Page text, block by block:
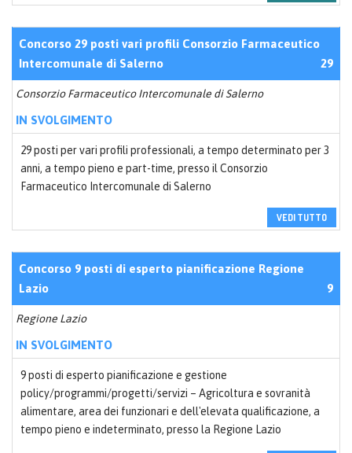
Concorso 29 posti vari profili Consorzio Farmaceutico
Intercomunale di Salerno
29
Consorzio Farmaceutico Intercomunale di Salerno
IN SVOLGIMENTO
29 posti per vari profili professionali, a tempo determinato per 3
anni, a tempo pieno e part-time, presso il Consorzio
Farmaceutico Intercomunale di Salerno
VEDI TUTTO
Concorso 9 posti di esperto pianificazione Regione
Lazio
9
Regione Lazio
IN SVOLGIMENTO
9 posti di esperto pianificazione e gestione
policy/programmi/progetti/servizi – Agricoltura e sovranità
alimentare, area dei funzionari e dell'elevata qualificazione, a
tempo pieno e indeterminato, presso la Regione Lazio